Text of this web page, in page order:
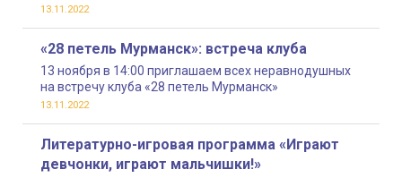
13.11.2022
«28 петель Мурманск»: встреча клуба
13 ноября в 14:00 приглашаем всех неравнодушных
на встречу клуба «28 петель Мурманск»
13.11.2022
Литературно-игровая программа «Играют
девчонки, играют мальчишки!»